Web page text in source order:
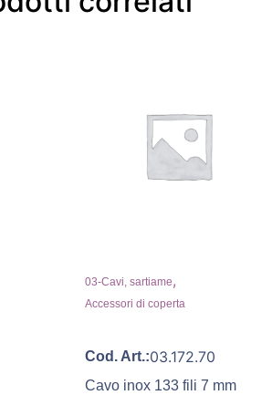
03-Cavi, sartiame,
Accessori di coperta
Cod. Art.:03.172.70
Cavo inox 133 fili 7 mm